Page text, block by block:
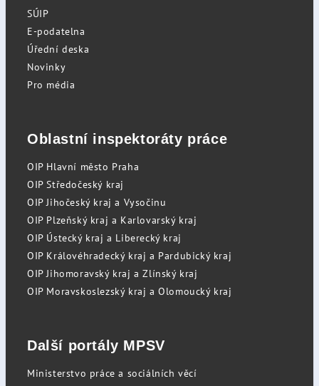
SÚIP
E-podatelna
Úřední deska
Novinky
Pro média
Oblastní inspektoráty práce
OIP Hlavní město Praha
OIP Středočeský kraj
OIP Jihočeský kraj a Vysočinu
OIP Plzeňský kraj a Karlovarský kraj
OIP Ústecký kraj a Liberecký kraj
OIP Královéhradecký kraj a Pardubický kraj
OIP Jihomoravský kraj a Zlínský kraj
OIP Moravskoslezský kraj a Olomoucký kraj
Další portály MPSV
Ministerstvo práce a sociálních věcí